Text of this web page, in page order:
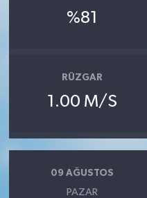
%81
RÜZGAR
1.00 M/S
09 AĞUSTOS
PAZAR